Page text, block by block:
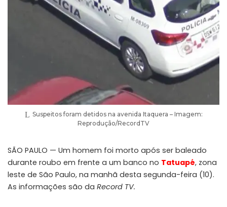
Suspeitos foram detidos na avenida Itaquera – Imagem:
Reprodução/RecordTV
SÃO PAULO — Um homem foi morto após ser baleado
durante roubo em frente a um banco no Tatuapé, zona
leste de São Paulo, na manhã desta segunda-feira (10).
As informações são da Record TV.